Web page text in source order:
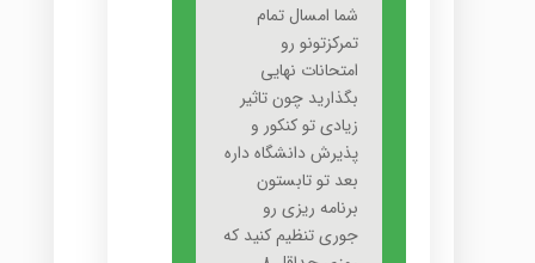
شما امسال تمام
تمرکزتونو رو
امتحانات نهايى
بگذاريد چون تاثير
زيادى تو کنکور و
پذيرش دانشگاه داره
بعد تو تابستون
برنامه ريزى رو
جورى تنظيم کنيد که